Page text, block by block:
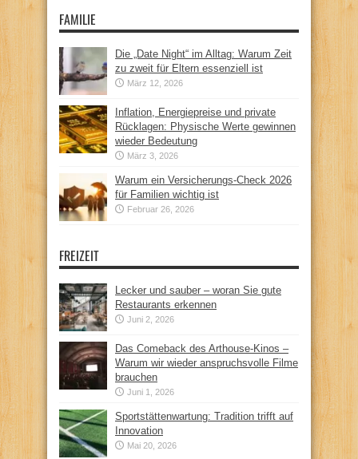
FAMILIE
Die „Date Night“ im Alltag: Warum Zeit
zu zweit für Eltern essenziell ist
März 12, 2026
Inflation, Energiepreise und private
Rücklagen: Physische Werte gewinnen
wieder Bedeutung
März 3, 2026
Warum ein Versicherungs-Check 2026
für Familien wichtig ist
Februar 26, 2026
FREIZEIT
Lecker und sauber – woran Sie gute
Restaurants erkennen
Juni 2, 2026
Das Comeback des Arthouse-Kinos –
Warum wir wieder anspruchsvolle Filme
brauchen
Juni 1, 2026
Sportstättenwartung: Tradition trifft auf
Innovation
Mai 20, 2026